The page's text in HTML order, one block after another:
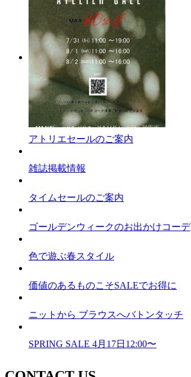
アトリエセールのご案内
雑誌掲載情報
タイムセールのご案内
ゴールデンウィークのお出かけコーデ
色で遊ぶ春スタイル
価値のあるものこそSALEでお得に
ニットから ブラウスへバトンタッチ
SPRING SALE 4月17日12:00〜